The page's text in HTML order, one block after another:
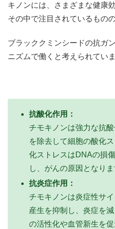
キノンには、さまざまな健康
その中で注目されているものの
ブラッククミンシードの抗ガ
ニズムで働くと考えられていま
抗酸化作用：
チモキノンは強力な抗
を除去して細胞の酸化
化ストレスはDNAの損
し、がんの原因となりま
抗炎症作用：
チモキノンは炎症性サ
産生を抑制し、炎症を
の活性化や血管新生を